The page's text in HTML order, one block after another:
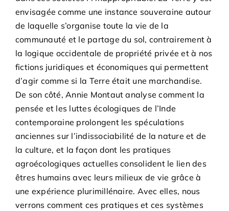
envisagée comme une instance souveraine autour
de laquelle s’organise toute la vie de la
communauté et le partage du sol, contrairement à
la logique occidentale de propriété privée et à nos
fictions juridiques et économiques qui permettent
d’agir comme si la Terre était une marchandise.
De son côté, Annie Montaut analyse comment la
pensée et les luttes écologiques de l’Inde
contemporaine prolongent les spéculations
anciennes sur l’indissociabilité de la nature et de
la culture, et la façon dont les pratiques
agroécologiques actuelles consolident le lien des
êtres humains avec leurs milieux de vie grâce à
une expérience plurimillénaire. Avec elles, nous
verrons comment ces pratiques et ces systèmes